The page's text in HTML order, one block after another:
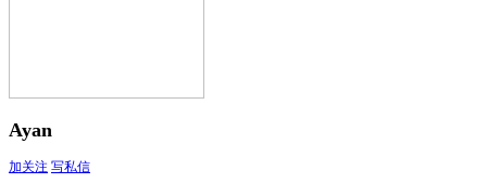
Ayan
加关注 写私信